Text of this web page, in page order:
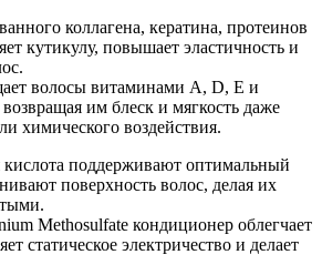
коллагена, кератина, протеинов
кутикулу, повышает эластичность и
волосы витаминами A, D, E и
им блеск и мягкость даже
химического воздействия.
поддерживают оптимальный
поверхность волос, делая их
Methosulfate кондиционер облегчает
статическое электричество и делает